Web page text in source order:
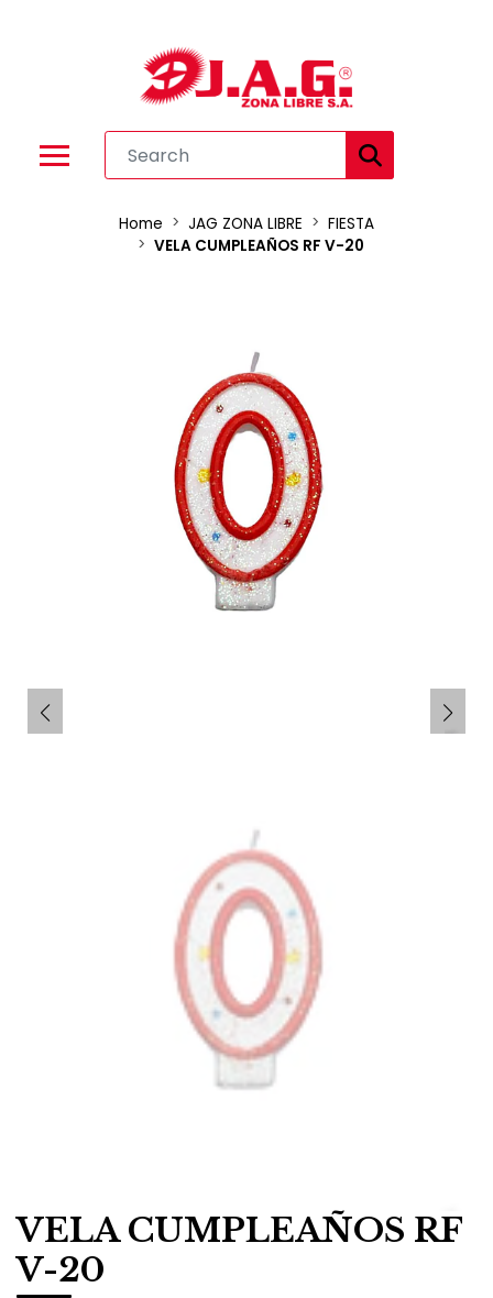
Home JAG ZONA LIBRE
FIESTA
VELA CUMPLEAÑOS RF V-20
VELA CUMPLEAÑOS RF
V-20